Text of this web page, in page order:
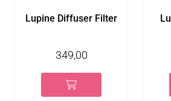
Lupine Diffuser Filter
349,00